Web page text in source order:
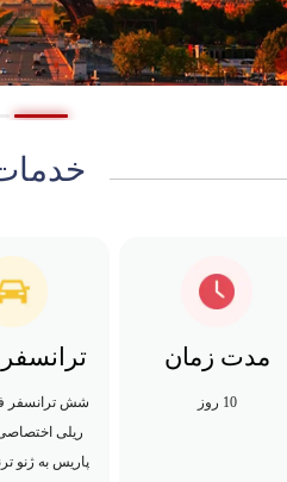
مدت زمان
10 روز
شش ترانسفر
ریلی
پاریس به ژنو